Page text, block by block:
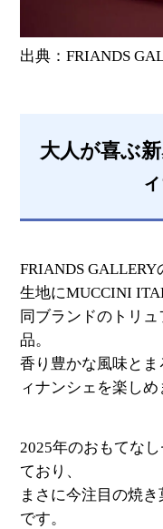
出典：FRIANDS
大人が喜ぶ
FRIANDS
生地にMUCCINI
同ブランドのトリ
品。
香り豊かな風味と
ィナンシェを楽しめ
2025年のおもてな
ており、
まさに今注目の焼
です。